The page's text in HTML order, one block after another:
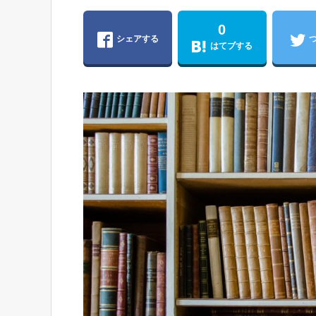
シェアする
0
はてブする